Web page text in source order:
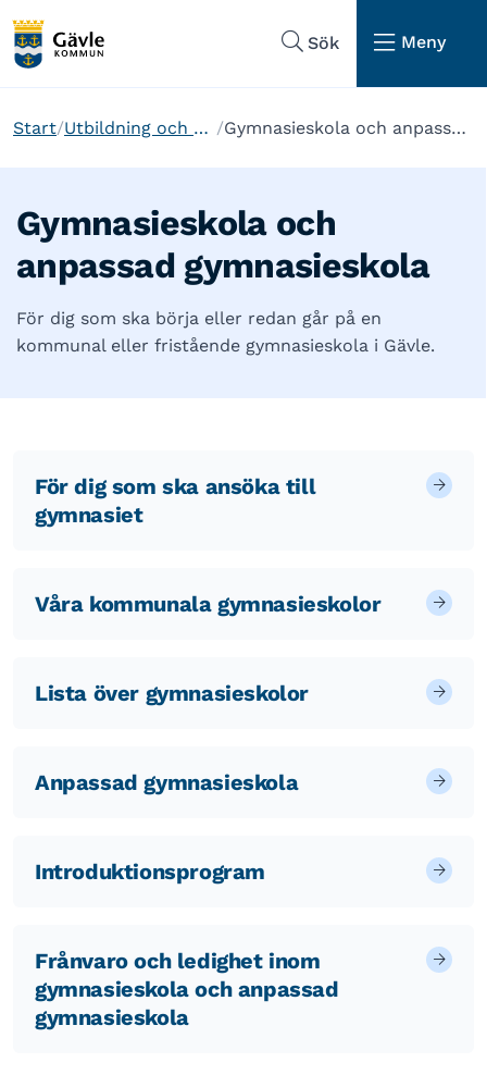
Sök
Meny
Start Utbildning och barnomsorg Gymnasieskola och anpassad gymnasieskola
Gymnasieskola och
anpassad gymnasieskola
För dig som ska börja eller redan går på en
kommunal eller fristående gymnasieskola i Gävle.
För dig som ska ansöka till
gymnasiet
Våra kommunala gymnasieskolor
Lista över gymnasieskolor
Anpassad gymnasieskola
Introduktionsprogram
Frånvaro och ledighet inom
gymnasieskola och anpassad
gymnasieskola